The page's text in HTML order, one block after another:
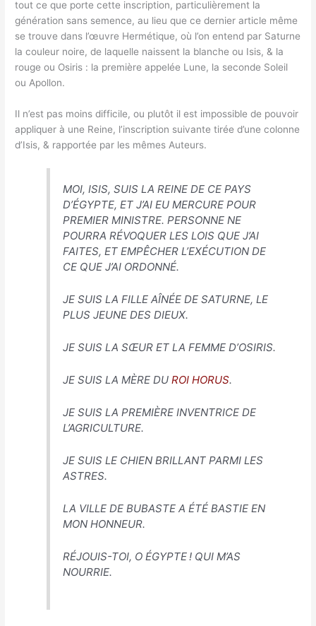
tout ce que porte cette inscription, particulièrement la
génération sans semence, au lieu que ce dernier article même
se trouve dans l’œuvre Hermétique, où l’on entend par Saturne
la couleur noire, de laquelle naissent la blanche ou Isis, & la
rouge ou Osiris : la première appelée Lune, la seconde Soleil
ou Apollon.
Il n’est pas moins difficile, ou plutôt il est impossible de pouvoir
appliquer à une Reine, l’inscription suivante tirée d’une colonne
d’Isis, & rapportée par les mêmes Auteurs.
MOI, ISIS, SUIS LA REINE DE CE PAYS
D’ÉGYPTE, ET J’AI EU MERCURE POUR
PREMIER MINISTRE. PERSONNE NE
POURRA RÉVOQUER LES LOIS QUE J’AI
FAITES, ET EMPÊCHER L’EXÉCUTION DE
CE QUE J’AI ORDONNÉ.
JE SUIS LA FILLE AÎNÉE DE SATURNE, LE
PLUS JEUNE DES DIEUX.
JE SUIS LA SŒUR ET LA FEMME D’OSIRIS.
JE SUIS LA MÈRE DUROI HORUS.
JE SUIS LA PREMIÈRE INVENTRICE DE
L’AGRICULTURE.
JE SUIS LE CHIEN BRILLANT PARMI LES
ASTRES.
LA VILLE DE BUBASTE A ÉTÉ BASTIE EN
MON HONNEUR.
RÉJOUIS-TOI, O ÉGYPTE ! QUI M’AS
NOURRIE.